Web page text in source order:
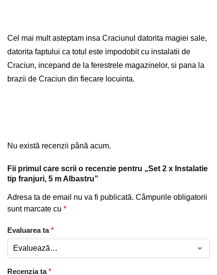
Cel mai mult asteptam insa Craciunul datorita magiei sale,
datorita faptului ca totul este impodobit cu instalatii de
Craciun, incepand de la ferestrele magazinelor, si pana la
brazii de Craciun din fiecare locuinta.
Nu există recenzii până acum.
Fii primul care scrii o recenzie pentru „Set 2 x Instalatie
tip franjuri, 5 m Albastru”
Adresa ta de email nu va fi publicată. Câmpurile obligatorii
sunt marcate cu *
Evaluarea ta*
Recenzia ta*